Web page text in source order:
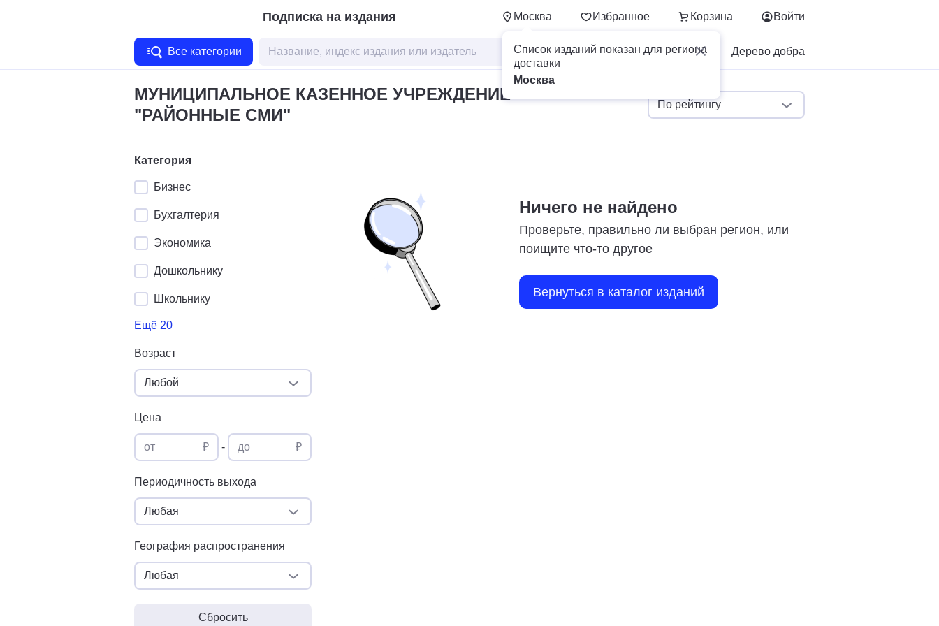
Подписка на издания Москва Избранное Корзина
Список изданий показан для региона
доставки
Москва
Войти
Все категории Для бизнеса Дерево добра
МУНИЦИПАЛЬНОЕ КАЗЕННОЕ УЧРЕЖДЕНИЕ
"РАЙОННЫЕ СМИ"
По рейтингу
Категория
Бизнес
Бухгалтерия
Экономика
Дошкольнику
Школьнику
Ещё 20
Возраст
Любой
Цена
от ₽ - до ₽
Периодичность выхода
Любая
География распространения
Любая
Сбросить
Ничего не найдено
Проверьте, правильно ли выбран регион, или
поищите что-то другое
Вернуться в каталог изданий